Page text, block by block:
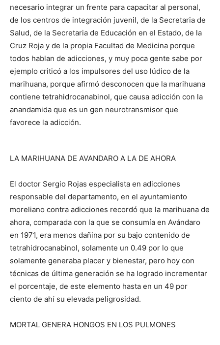
necesario integrar un frente para capacitar al personal,
de los centros de integración juvenil, de la Secretaria de
Salud, de la Secretaria de Educación en el Estado, de la
Cruz Roja y de la propia Facultad de Medicina porque
todos hablan de adicciones, y muy poca gente sabe por
ejemplo criticó a los impulsores del uso lúdico de la
marihuana, porque afirmó desconocen que la marihuana
contiene tetrahidrocanabinol, que causa adicción con la
anandamida que es un gen neurotransmisor que
favorece la adicción.
LA MARIHUANA DE AVANDARO A LA DE AHORA
El doctor Sergio Rojas especialista en adicciones
responsable del departamento, en el ayuntamiento
moreliano contra adicciones recordó que la marihuana de
ahora, comparada con la que se consumía en Avándaro
en 1971, era menos dañina por su bajo contenido de
tetrahidrocanabinol, solamente un 0.49 por lo que
solamente generaba placer y bienestar, pero hoy con
técnicas de última generación se ha logrado incrementar
el porcentaje, de este elemento hasta en un 49 por
ciento de ahí su elevada peligrosidad.
MORTAL GENERA HONGOS EN LOS PULMONES